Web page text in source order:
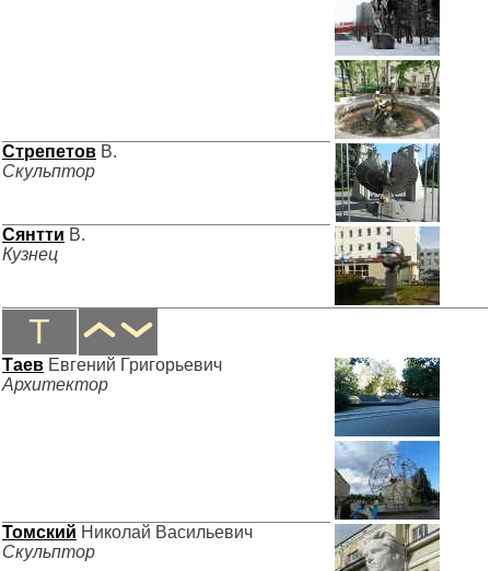
Стрепетов В.
Скульптор
Сянтти В.
Кузнец
Т
Таев Евгений Григорьевич
Архитектор
Томский Николай Васильевич
Скульптор